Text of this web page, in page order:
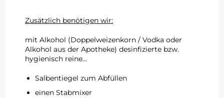
Zusätzlich benötigen wir:
mit Alkohol (Doppelweizenkorn / Vodka oder
Alkohol aus der Apotheke) desinfizierte bzw.
hygienisch reine...
Salbentiegel zum Abfüllen
einen Stabmixer